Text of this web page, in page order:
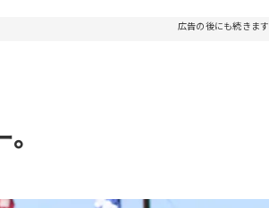
広告の後にも続きます